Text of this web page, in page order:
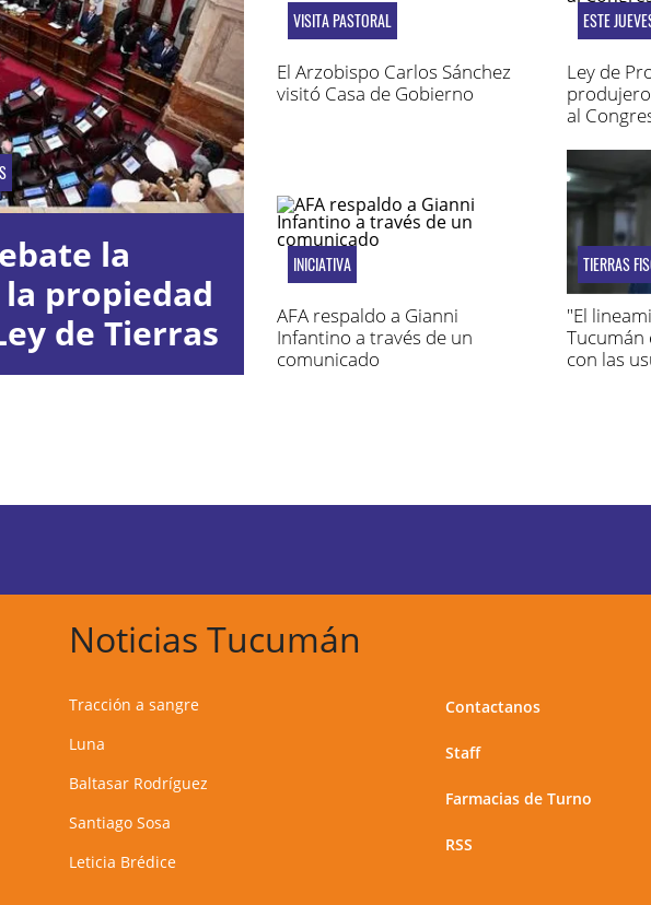
la
propiedad
de Tierras
VISITA PASTORAL
El Arzobispo Carlos Sánchez
visitó Casa de Gobierno
ESTE
Ley de
al
INICIATIVA
AFA respaldo a Gianni
Infantino a través de un
comunicado
TIERRAS
"El
Tucumán
con las
Noticias Tucumán
Tracción a sangre
Luna
Baltasar Rodríguez
Santiago Sosa
Leticia Brédice
Contactanos
Staff
Farmacias de Turno
RSS